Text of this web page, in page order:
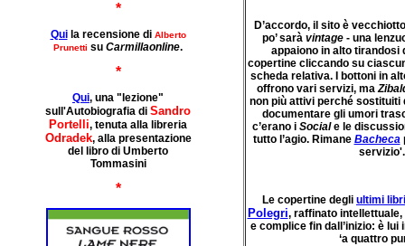
*
Quila recensione di Alberto
Prunetti su Carmillaonline.
*
Qui, una "lezione"
sull'Autobiografia di Sandro
Portelli, tenuta alla libreria
Odradek, alla presentazione
del libro di Umberto
Tommasini
*
D’accordo, il sito è
po’ sarà vintage- una
appaiono in alto tirandosi
copertine cliccando su
scheda relativa. I bottoni in
offrono vari servizi, ma
non più attivi perché sostituiti
documentare gli umori
c’erano i Sociale le
tutto l’agio. Rimane Bacheca
servizio'.
Le copertine degli ultimi libri
Polegri, raffinato
e complice fin dall’inizio: è lui
‘a quattro